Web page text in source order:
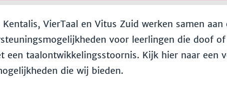
Kentalis, VierTaal en Vitus Zuid werken samen
voor leerlingen die doof
een taalontwikkelingsstoornis. Kijk hier naar een
die wij bieden.